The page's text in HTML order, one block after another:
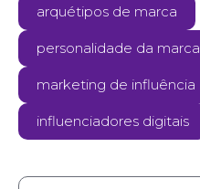
arquétipos de marca
personalidade da marca
marketing de influência
influenciadores digitais